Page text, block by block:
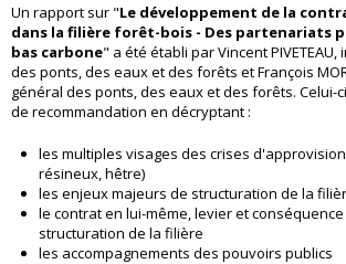
Un rapport sur "Le développement de la
dans la filière forêt-bois - Des partenariats
bas carbone" a été établi par Vincent
des ponts, des eaux et des forêts et François
général des ponts, des eaux et des forêts. Celui-
de recommandation en décryptant :
les multiples visages des crises
résineux, hêtre)
les enjeux majeurs de structuration de la
le contrat en lui-même, levier et
structuration de la filière
les accompagnements des pouvoirs publics